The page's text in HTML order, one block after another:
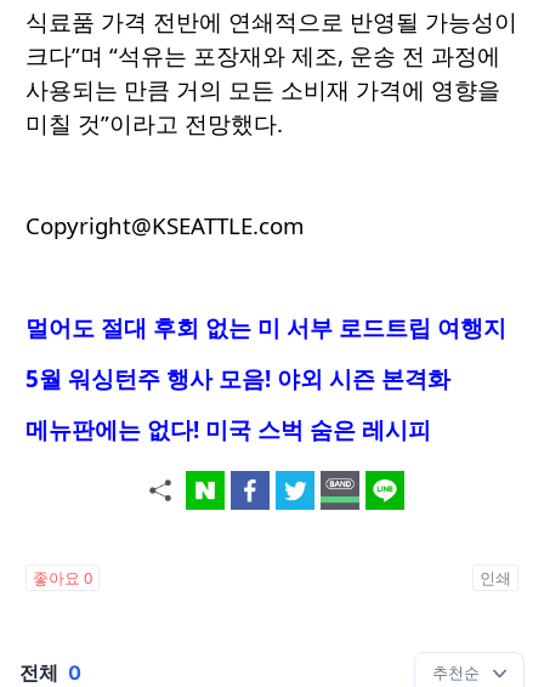
식료품 가격 전반에 연쇄적으로 반영될 가능성이
크다”며 “석유는 포장재와 제조, 운송 전 과정에
사용되는 만큼 거의 모든 소비재 가격에 영향을
미칠 것”이라고 전망했다.
Copyright@KSEATTLE.com
멀어도 절대 후회 없는 미 서부 로드트립 여행지
5월 워싱턴주 행사 모음! 야외 시즌 본격화
메뉴판에는 없다! 미국 스벅 숨은 레시피
좋아요 0 인쇄
전체 0